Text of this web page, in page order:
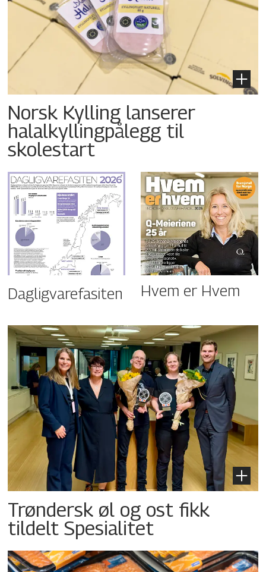
Norsk Kylling lanserer
halalkyllingpålegg til
skolestart
Dagligvarefasiten Hvem er Hvem
Trøndersk øl og ost fikk
tildelt Spesialitet